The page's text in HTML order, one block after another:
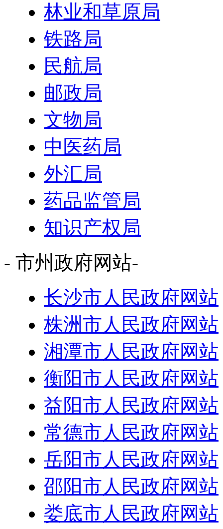
林业和草原局
铁路局
民航局
邮政局
文物局
中医药局
外汇局
药品监管局
知识产权局
- 市州政府网站-
长沙市人民政府网站
株洲市人民政府网站
湘潭市人民政府网站
衡阳市人民政府网站
益阳市人民政府网站
常德市人民政府网站
岳阳市人民政府网站
邵阳市人民政府网站
娄底市人民政府网站